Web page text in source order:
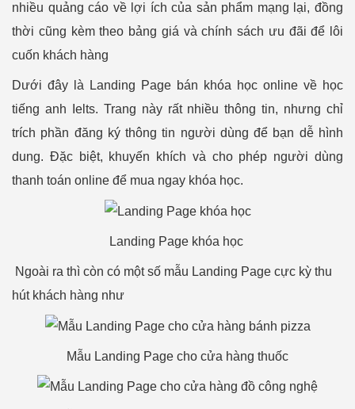
nhiều quảng cáo về lợi ích của sản phẩm mạng lại, đồng
thời cũng kèm theo bảng giá và chính sách ưu đãi để lôi
cuốn khách hàng
Dưới đây là Landing Page bán khóa học online về học
tiếng anh Ielts. Trang này rất nhiều thông tin, nhưng chỉ
trích phần đăng ký thông tin người dùng để bạn dễ hình
dung. Đặc biệt, khuyến khích và cho phép người dùng
thanh toán online để mua ngay khóa học.
Landing Page khóa học
Ngoài ra thì còn có một số mẫu Landing Page cực kỳ thu
hút khách hàng như
Mẫu Landing Page cho cửa hàng thuốc